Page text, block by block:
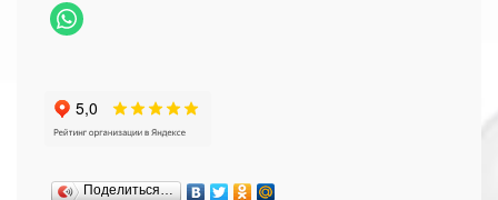
Поделиться…